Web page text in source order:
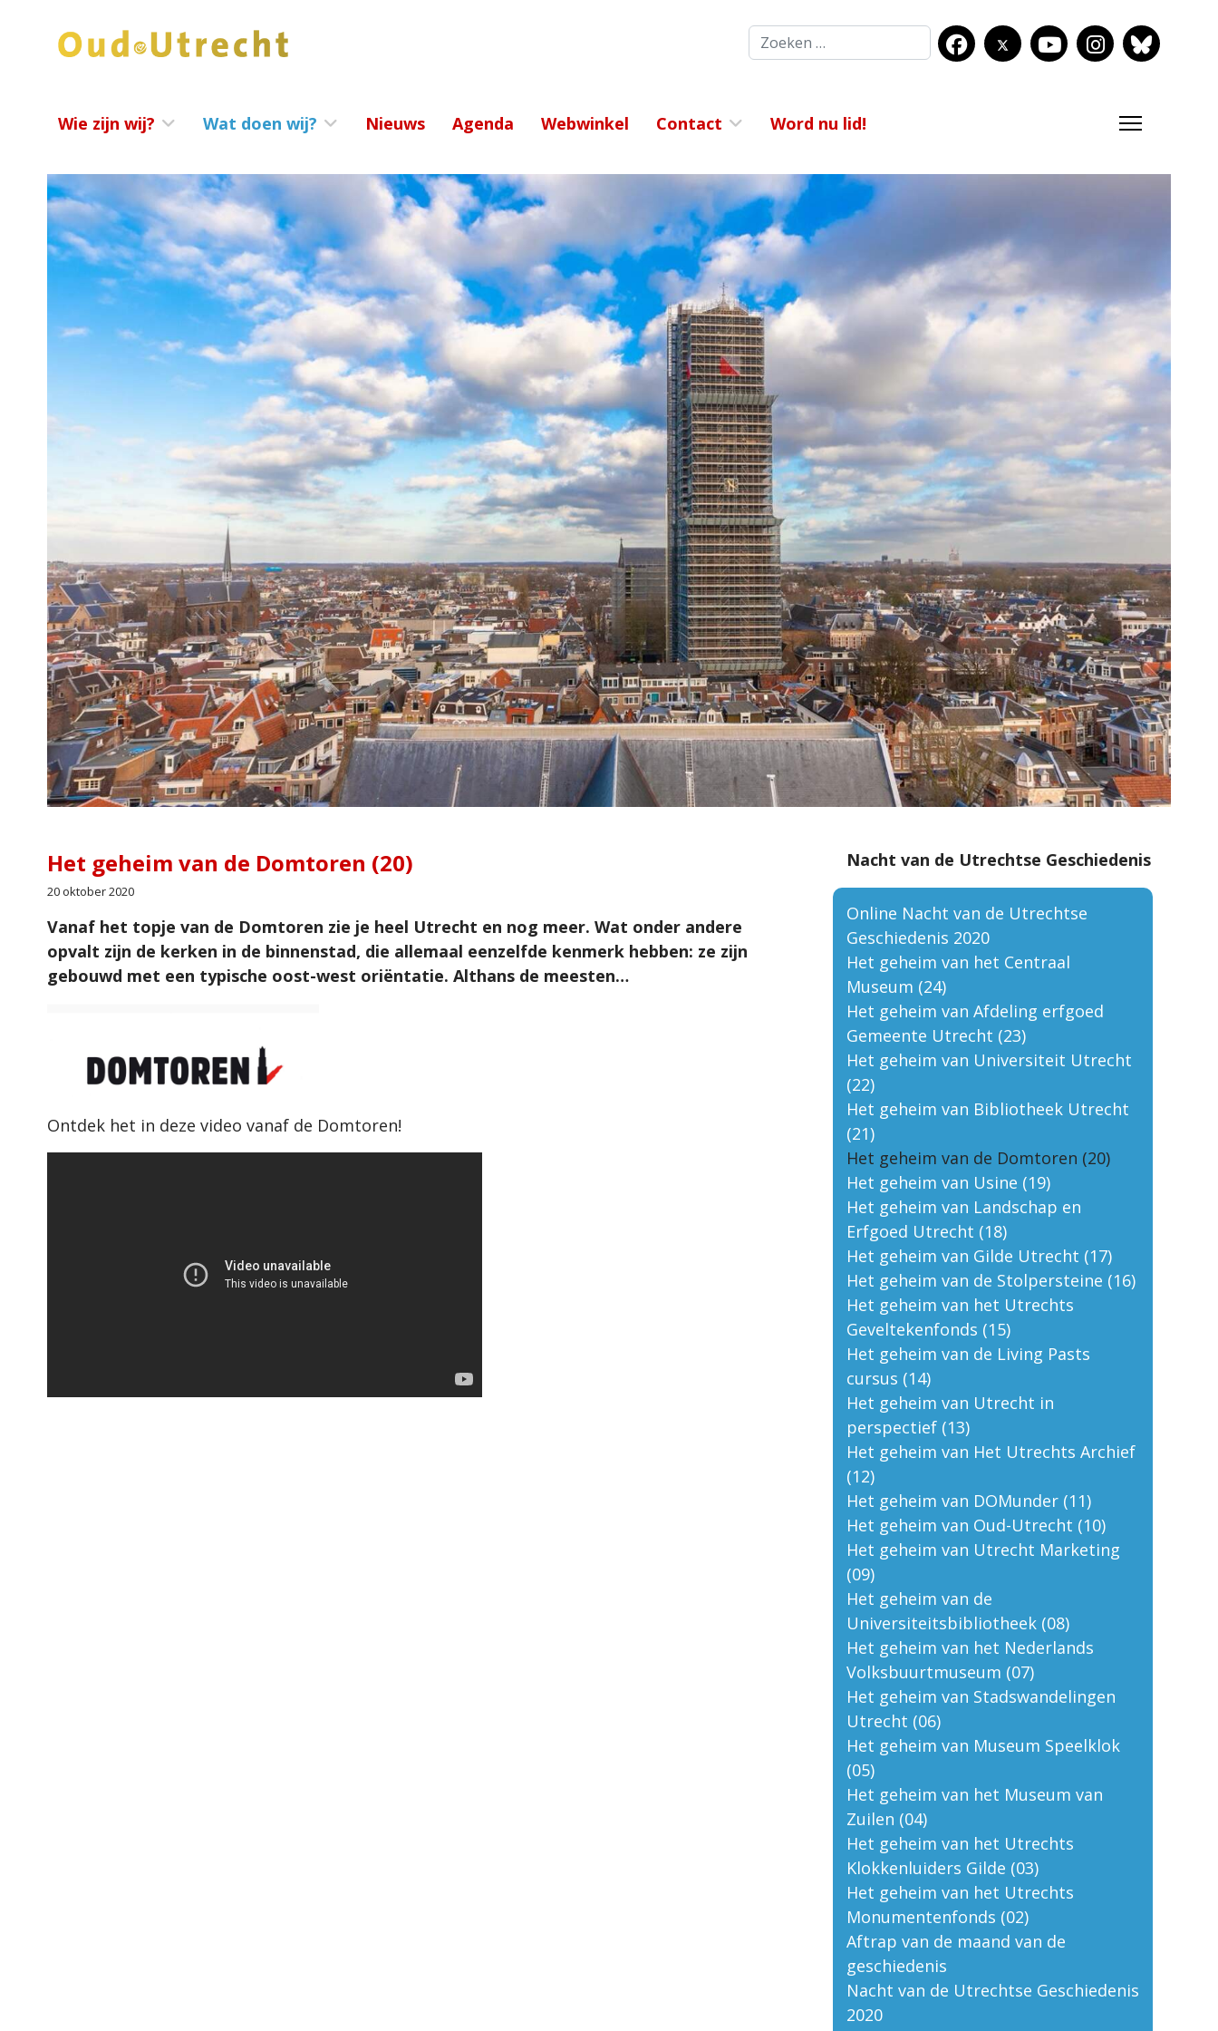
Zoeken
Wie zijn wij? Wat doen wij? Nieuws Agenda Webwinkel Contact Word nu lid!
Het geheim van de Domtoren (20)
20 oktober 2020
Vanaf het topje van de Domtoren zie je heel Utrecht en nog meer. Wat onder andere
opvalt zijn de kerken in de binnenstad, die allemaal eenzelfde kenmerk hebben: ze zijn
gebouwd met een typische oost-west oriëntatie. Althans de meesten…
Ontdek het in deze video vanaf de Domtoren!
Nacht van de Utrechtse Geschiedenis
Online Nacht van de Utrechtse
Geschiedenis 2020
Het geheim van het Centraal
Museum (24)
Het geheim van Afdeling erfgoed
Gemeente Utrecht (23)
Het geheim van Universiteit Utrecht
(22)
Het geheim van Bibliotheek Utrecht
(21)
Het geheim van de Domtoren (20)
Het geheim van Usine (19)
Het geheim van Landschap en
Erfgoed Utrecht (18)
Het geheim van Gilde Utrecht (17)
Het geheim van de Stolpersteine (16)
Het geheim van het Utrechts
Geveltekenfonds (15)
Het geheim van de Living Pasts
cursus (14)
Het geheim van Utrecht in
perspectief (13)
Het geheim van Het Utrechts Archief
(12)
Het geheim van DOMunder (11)
Het geheim van Oud-Utrecht (10)
Het geheim van Utrecht Marketing
(09)
Het geheim van de
Universiteitsbibliotheek (08)
Het geheim van het Nederlands
Volksbuurtmuseum (07)
Het geheim van Stadswandelingen
Utrecht (06)
Het geheim van Museum Speelklok
(05)
Het geheim van het Museum van
Zuilen (04)
Het geheim van het Utrechts
Klokkenluiders Gilde (03)
Het geheim van het Utrechts
Monumentenfonds (02)
Aftrap van de maand van de
geschiedenis
Nacht van de Utrechtse Geschiedenis
2020